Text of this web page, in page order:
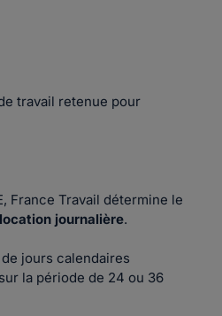
travail retenue pour
France Travail détermine le
journalière.
jours calendaires
la période de 24 ou 36